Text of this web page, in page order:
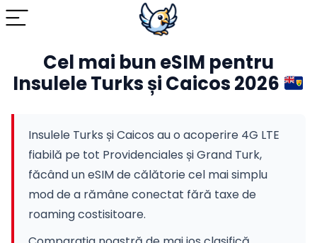
Cel mai bun eSIM pentru
Insulele Turks și Caicos 2026
Insulele Turks și Caicos au o acoperire 4G LTE
fiabilă pe tot Providenciales și Grand Turk,
făcând un eSIM de călătorie cel mai simplu
mod de a rămâne conectat fără taxe de
roaming costisitoare.